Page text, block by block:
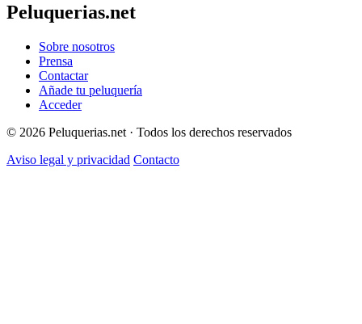
Peluquerias.net
Sobre nosotros
Prensa
Contactar
Añade tu peluquería
Acceder
© 2026 Peluquerias.net · Todos los derechos reservados
Aviso legal y privacidad Contacto